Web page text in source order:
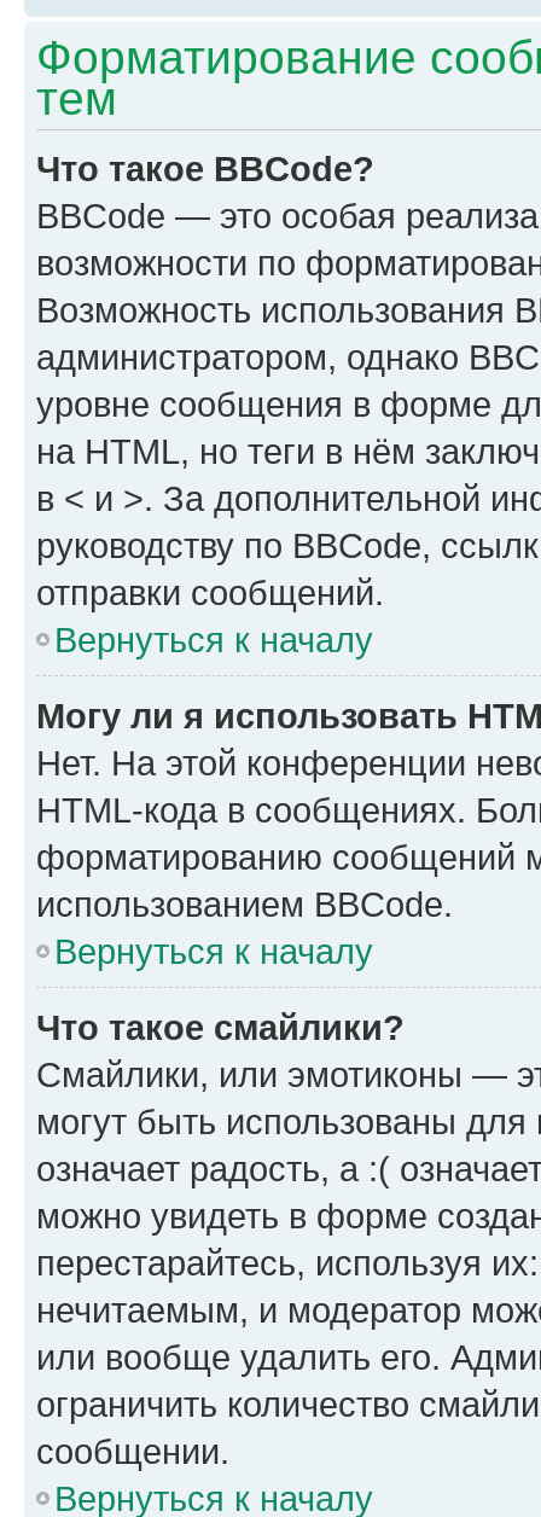
Форматирование
тем
Что такое BBCode?
BBCode — это особая
возможности по
Возможность использования
администратором, однако
уровне сообщения в форме
на HTML, но теги в нём
в < и >. За дополнительной
руководству по BBCode,
отправки сообщений.
Вернуться к началу
Могу ли я использовать
Нет. На этой конференции
HTML-кода в сообщениях.
форматированию сообщений
использованием BBCode.
Вернуться к началу
Что такое смайлики?
Смайлики, или эмотиконы —
могут быть использованы
означает радость, а :(
можно увидеть в форме
перестарайтесь, используя
нечитаемым, и модератор
или вообще удалить его.
ограничить количество
сообщении.
Вернуться к началу